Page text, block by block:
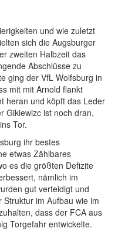
und wie zuletzt
sich die Augsburger
zweiten Halbzeit das
Abschlüsse zu
ging der VfL Wolfsburg in
mit mit Arnold flankt
heran und köpft das Leder
Gikiewizc ist noch dran,
Tor.
ihr bestes
etwas Zählbares
es die größten Defizite
nämlich im
gut verteidigt und
im Aufbau wie im
dass der FCA aus
Torgefahr entwickelte.